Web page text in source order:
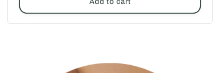
Add to cart